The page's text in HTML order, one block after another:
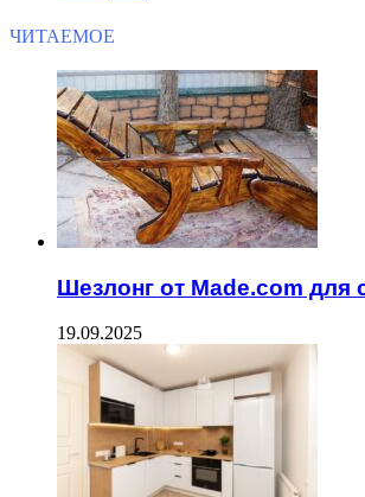
ЧИТАЕМОЕ
Шезлонг от Made.com для
19.09.2025